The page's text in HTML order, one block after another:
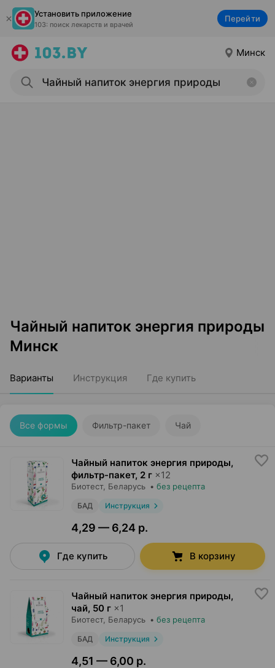
Установить приложение
103: поиск лекарств и врачей
Перейти
Минск
Чайный напиток энергия природы
Минск
Варианты Инструкция Где купить
Все формы Фильтр-пакет Чай
Чайный напиток энергия природы,
фильтр-пакет, 2 г ×12
Биотест, Беларусь • без рецепта
БАД Инструкция
4,29 — 6,24 р.
Где купить В корзину
Чайный напиток энергия природы,
чай, 50 г ×1
Биотест, Беларусь • без рецепта
БАД Инструкция
4,51 — 6,00 р.